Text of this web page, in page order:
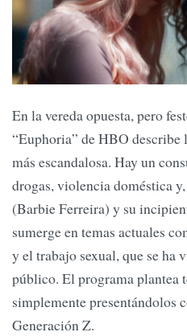
En la vereda opuesta, pero
“Euphoria” de HBO describe
más escandalosa. Hay un
drogas, violencia doméstica
(Barbie Ferreira) y su
sumerge en temas actuales
y el trabajo sexual, que se ha
público. El programa plantea
simplemente presentándolos
Generación Z.